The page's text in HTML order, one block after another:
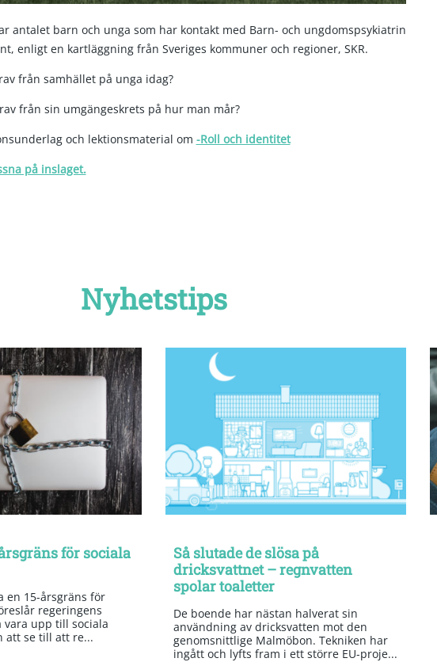
antalet barn och unga som har kontakt med Barn- och ungdomspsykiatrin
enligt en kartläggning från Sveriges kommuner och regioner, SKR.
från samhället på unga idag?
från sin umgängeskrets på hur man mår?
och lektionsmaterial om -Roll och identitet
på inslaget.
Nyhetstips
för sociala
en 15-årsgräns för
regeringens
vara upp till sociala
att se till att re...
Så slutade de slösa på
dricksvattnet – regnvatten
spolar toaletter
De boende har nästan halverat sin
användning av dricksvatten mot den
genomsnittlige Malmöbon. Tekniken har
ingått och lyfts fram i ett större EU-proje...